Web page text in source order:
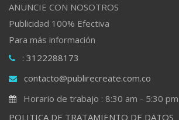
ANUNCIE CON NOSOTROS
Publicidad 100% Efectiva
Para más información
: 3122288173
contacto@publirecreate.com.co
Horario de trabajo : 8:30 am - 5:30 pm
POLITICA DE TRATAMIENTO DE DATOS